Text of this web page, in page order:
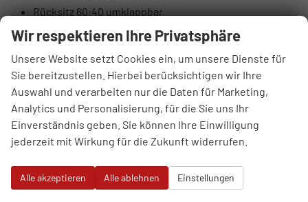
Rücksitz 60:40 umklappbar
Elektrische Lendenwirbelstütze Fahrerseite
Oberschenkelauflage Fahrerseite
Luftausströmer hinten
Brillenfach
Automatisch abblendender Innenspiegel
10,25" digitales Kombiinstrument
DAB+ Digitalradio
Hochtöner vorne (insgesamt 6 Lautsprecher)
Wir respektieren Ihre Privatsphäre
Unsere Website setzt Cookies ein, um unsere Dienste für
Sie bereitzustellen. Hierbei berücksichtigen wir Ihre
Auswahl und verarbeiten nur die Daten für Marketing,
Analytics und Personalisierung, für die Sie uns Ihr
Einverständnis geben. Sie können Ihre Einwilligung
jederzeit mit Wirkung für die Zukunft widerrufen.
Alle akzeptieren Alle ablehnen Einstellungen